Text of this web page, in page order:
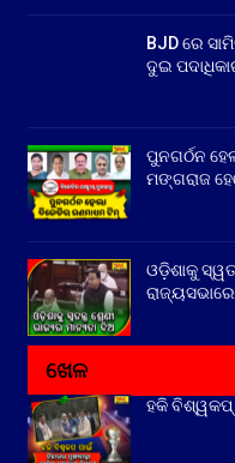
BJD ରେ
ଦୁଇ
ପୁନଗର୍ଠନ
ମଙ୍ଗରାଜ
ଓଡ଼ିଶାକୁ
ଖେଳ
ହକି ବିଶ୍ୱକପ୍